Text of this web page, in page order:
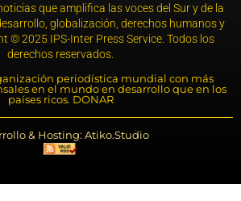
que amplifica las voces del Sur y de la
globalización, derechos humanos y
© 2025 IPS-Inter Press Service. Todos los
derechos reservados.
periodística mundial con más
en el mundo en desarrollo que en los
países ricos. DONAR
& Hosting: Atiko.Studio